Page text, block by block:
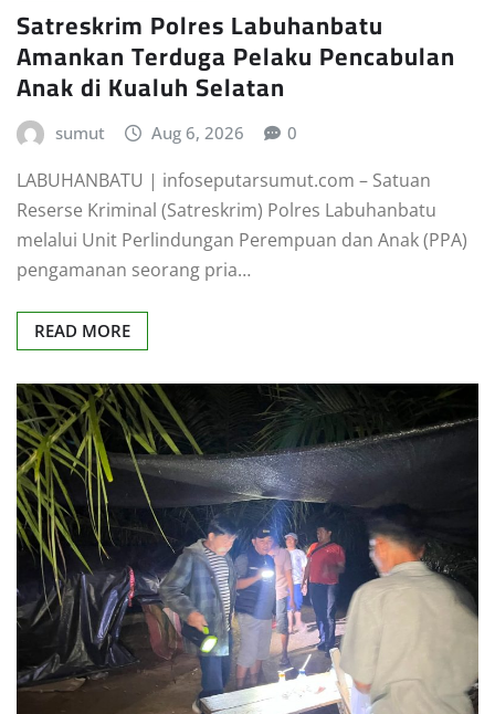
Satreskrim Polres Labuhanbatu
Amankan Terduga Pelaku Pencabulan
Anak di Kualuh Selatan
sumut Aug 6, 2026 0
LABUHANBATU | infoseputarsumut.com – Satuan
Reserse Kriminal (Satreskrim) Polres Labuhanbatu
melalui Unit Perlindungan Perempuan dan Anak (PPA)
pengamanan seorang pria…
READ MORE